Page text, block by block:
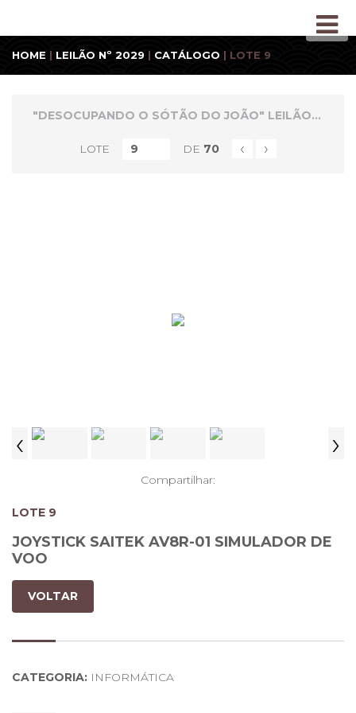
HOME | LEILÃO Nº 2029 | CATÁLOGO | LOTE 9
"DESOCUPANDO O SÓTÃO DO JOÃO" LEILÃO CLICK CERTO 20.4.23
LOTE DE 70 ‹ ›
‹ ›
Compartilhar:
LOTE 9
JOYSTICK SAITEK AV8R-01 SIMULADOR DE
VOO
VOLTAR
CATEGORIA: INFORMÁTICA